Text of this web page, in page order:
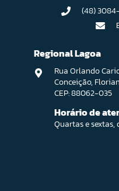
(48)
Regional Lagoa
Rua Orlando
Conceição,
CEP: 88062-035
Horário de
Quartas e sextas,